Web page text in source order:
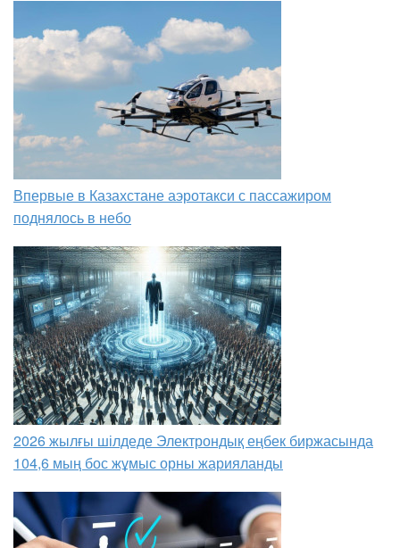
Впервые в Казахстане аэротакси с пассажиром
поднялось в небо
2026 жылғы шілдеде Электрондық еңбек биржасында
104,6 мың бос жұмыс орны жарияланды